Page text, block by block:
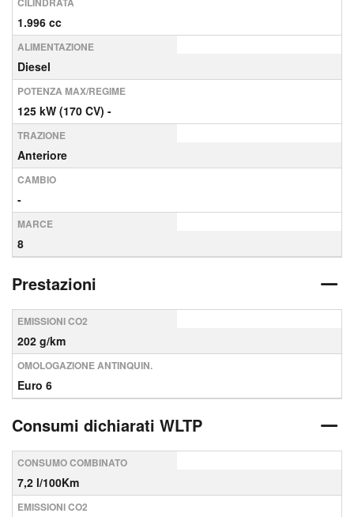
1.996 cc
ALIMENTAZIONE
Diesel
POTENZA MAX/REGIME
125 kW (170 CV) -
TRAZIONE
Anteriore
CAMBIO
-
MARCE
8
Prestazioni
EMISSIONI CO2
202 g/km
OMOLOGAZIONE ANTINQUIN.
Euro 6
Consumi dichiarati WLTP
CONSUMO COMBINATO
7,2 l/100Km
EMISSIONI CO2